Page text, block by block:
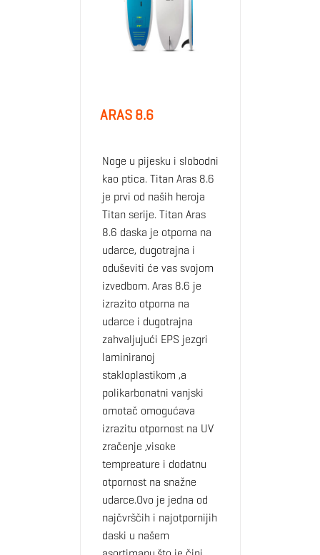
ARAS 8.6
Noge u pijesku i slobodni
kao ptica. Titan Aras 8.6
je prvi od naših heroja
Titan serije. Titan Aras
8.6 daska je otporna na
udarce, dugotrajna i
oduševiti će vas svojom
izvedbom. Aras 8.6 je
izrazito otporna na
udarce i dugotrajna
zahvaljujući EPS jezgri
laminiranoj
stakloplastikom ,a
polikarbonatni vanjski
omotač omogućava
izrazitu otpornost na UV
zračenje ,visoke
tempreature i dodatnu
otpornost na snažne
udarce.Ovo je jedna od
najčvrščih i najotpornijih
daski u našem